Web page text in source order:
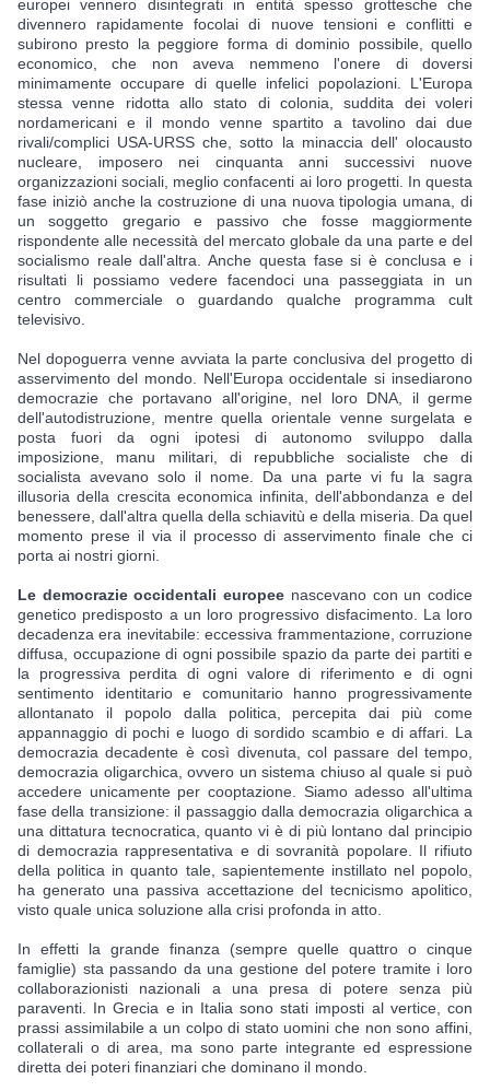
europei vennero disintegrati in entità spesso grottesche che
divennero rapidamente focolai di nuove tensioni e conflitti e
subirono presto la peggiore forma di dominio possibile, quello
economico, che non aveva nemmeno l'onere di doversi
minimamente occupare di quelle infelici popolazioni. L'Europa
stessa venne ridotta allo stato di colonia, suddita dei voleri
nordamericani e il mondo venne spartito a tavolino dai due
rivali/complici USA-URSS che, sotto la minaccia dell' olocausto
nucleare, imposero nei cinquanta anni successivi nuove
organizzazioni sociali, meglio confacenti ai loro progetti. In questa
fase iniziò anche la costruzione di una nuova tipologia umana, di
un soggetto gregario e passivo che fosse maggiormente
rispondente alle necessità del mercato globale da una parte e del
socialismo reale dall'altra. Anche questa fase si è conclusa e i
risultati li possiamo vedere facendoci una passeggiata in un
centro commerciale o guardando qualche programma cult
televisivo.
Nel dopoguerra venne avviata la parte conclusiva del progetto di
asservimento del mondo. Nell'Europa occidentale si insediarono
democrazie che portavano all'origine, nel loro DNA, il germe
dell'autodistruzione, mentre quella orientale venne surgelata e
posta fuori da ogni ipotesi di autonomo sviluppo dalla
imposizione, manu militari, di repubbliche socialiste che di
socialista avevano solo il nome. Da una parte vi fu la sagra
illusoria della crescita economica infinita, dell'abbondanza e del
benessere, dall'altra quella della schiavitù e della miseria. Da quel
momento prese il via il processo di asservimento finale che ci
porta ai nostri giorni.
Le democrazie occidentali europee nascevano con un codice
genetico predisposto a un loro progressivo disfacimento. La loro
decadenza era inevitabile: eccessiva frammentazione, corruzione
diffusa, occupazione di ogni possibile spazio da parte dei partiti e
la progressiva perdita di ogni valore di riferimento e di ogni
sentimento identitario e comunitario hanno progressivamente
allontanato il popolo dalla politica, percepita dai più come
appannaggio di pochi e luogo di sordido scambio e di affari. La
democrazia decadente è così divenuta, col passare del tempo,
democrazia oligarchica, ovvero un sistema chiuso al quale si può
accedere unicamente per cooptazione. Siamo adesso all'ultima
fase della transizione: il passaggio dalla democrazia oligarchica a
una dittatura tecnocratica, quanto vi è di più lontano dal principio
di democrazia rappresentativa e di sovranità popolare. Il rifiuto
della politica in quanto tale, sapientemente instillato nel popolo,
ha generato una passiva accettazione del tecnicismo apolitico,
visto quale unica soluzione alla crisi profonda in atto.
In effetti la grande finanza (sempre quelle quattro o cinque
famiglie) sta passando da una gestione del potere tramite i loro
collaborazionisti nazionali a una presa di potere senza più
paraventi. In Grecia e in Italia sono stati imposti al vertice, con
prassi assimilabile a un colpo di stato uomini che non sono affini,
collaterali o di area, ma sono parte integrante ed espressione
diretta dei poteri finanziari che dominano il mondo.